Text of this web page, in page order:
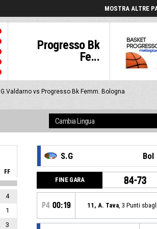
MOSTRA ALTRE
Progresso Bk
Fe...
vs Progresso Bk Femm. Bologna
FF
4
1
3
S.G Bol
FINE GARA 84-73
P4 00:19 11, A. Tava, 3 Punti